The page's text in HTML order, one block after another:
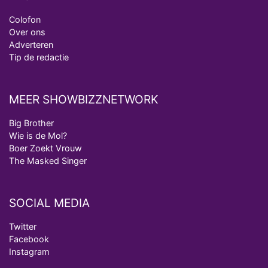
Colofon
Over ons
Adverteren
Tip de redactie
MEER SHOWBIZZNETWORK
Big Brother
Wie is de Mol?
Boer Zoekt Vrouw
The Masked Singer
SOCIAL MEDIA
Twitter
Facebook
Instagram